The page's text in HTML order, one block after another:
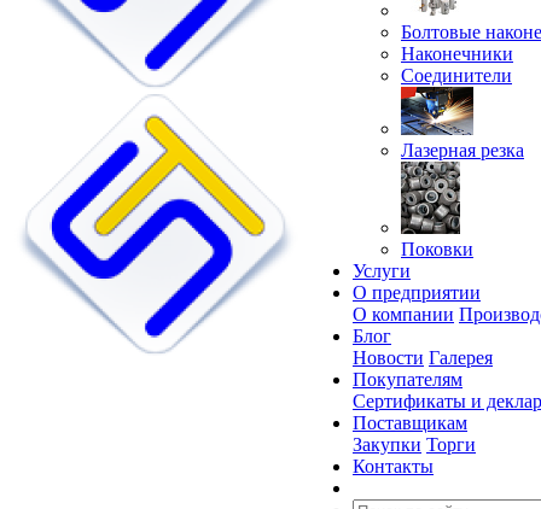
Болтовые
Наконечники
Соединители
Лазерная резка
Поковки
Услуги
О предприятии
О компании
Блог
Новости Галерея
Покупателям
Сертификаты и
Поставщикам
Закупки Торги
Контакты